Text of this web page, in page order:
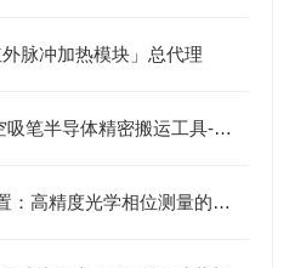
脉冲加热模块」总代理
日本福乐（FLUORO）真空吸笔半导体精密搬运工具-藤田光学
KOBRA-WX位相差測定装置：高精度光学相位测量的关键技术解析